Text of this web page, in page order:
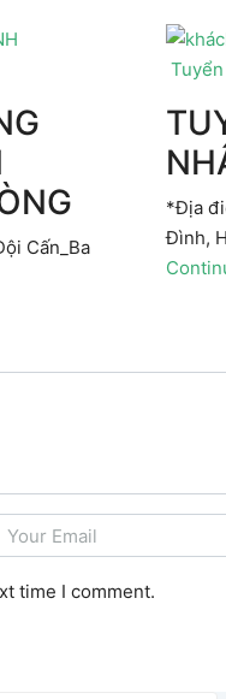
Cấn_Ba
*Địa
Đình,
time I comment.